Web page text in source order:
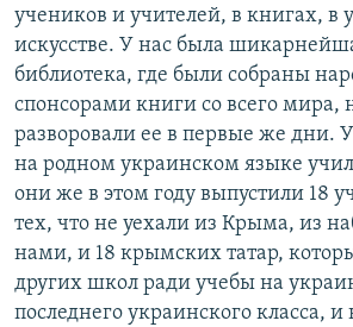
учеников и учителей, в книгах, в
искусстве. У нас была
библиотека, где были собраны
спонсорами книги со всего мира,
разворовали ее в первые же дни.
на родном украинском языке
они же в этом году выпустили 18
тех, что не уехали из Крыма, из
нами, и 18 крымских татар,
других школ ради учебы на
последнего украинского класса, и